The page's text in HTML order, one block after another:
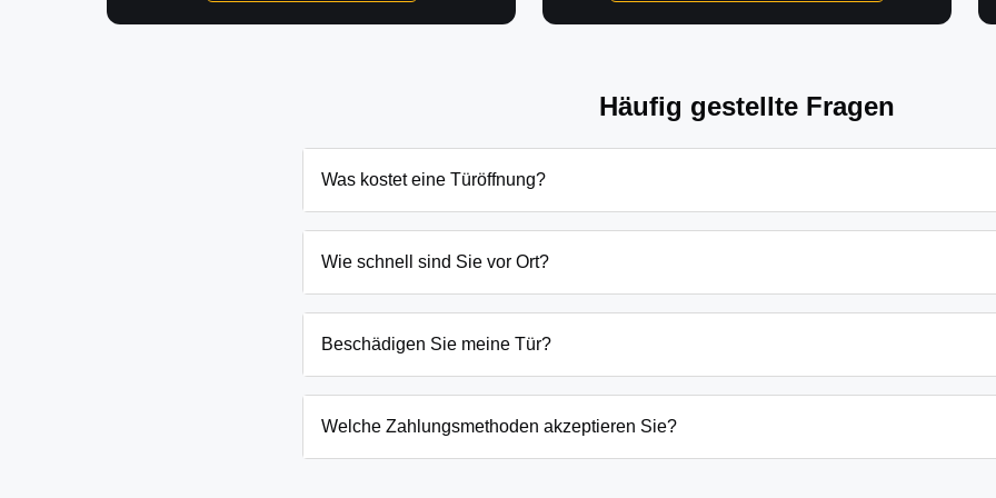
Häufig gestellte Fragen
Was kostet eine Türöffnung?
und Schließanlage. Grundsätzlich beginnen unsere Preise bei 69€ tagsüber für
Wie schnell sind Sie vor Ort?
eingesperrten Kindern oder laufenden Gefahrenquellen auch schneller.
Beschädigen Sie meine Tür?
absoluten Ausnahmefällen, wenn keine andere Möglichkeit besteht, müssen wir das
Welche Zahlungsmethoden akzeptieren Sie?